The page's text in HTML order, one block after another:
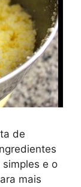
de
e o
mais